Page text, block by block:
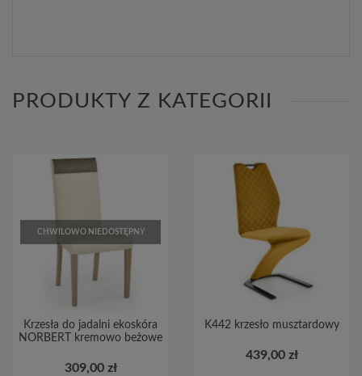
PRODUKTY Z KATEGORII
CHWILOWO NIEDOSTĘPNY
Krzesła do jadalni ekoskóra
NORBERT kremowo beżowe
309,00 zł
K442 krzesło musztardowy
439,00 zł